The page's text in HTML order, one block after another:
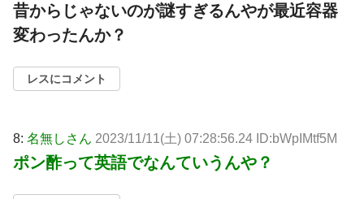
昔からじゃないのが謎すぎるんやが最近容器
変わったんか？
レスにコメント
8: 名無しさん 2023/11/11(土) 07:28:56.24 ID:bWpIMtf5M
ポン酢って英語でなんていうんや？